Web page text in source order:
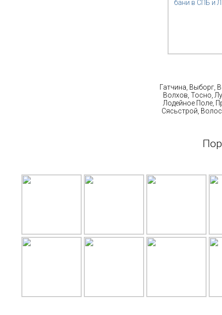
Гатчина, Выборг,
Волхов, Тосно,
Лодейное Поле,
Сясьстрой,